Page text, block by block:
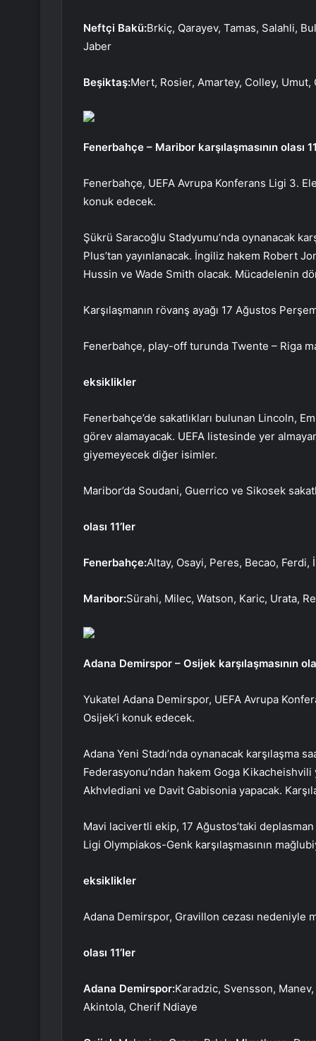
Neftçi Bakü:Brkiç, Qarayev, Tamas, Salahli,
Jaber
Beşiktaş:Mert, Rosier, Amartey, Colley,
Fenerbahçe – Maribor karşılaşmasının olası
Fenerbahçe, UEFA Avrupa Konferans Ligi 3.
konuk edecek.
Şükrü Saracoğlu Stadyumu’nda oynanacak
Plus’tan yayınlanacak. İngiliz hakem Robert
Hussin ve Wade Smith olacak. Mücadelenin
Karşılaşmanın rövanş ayağı 17 Ağustos
Fenerbahçe, play-off turunda Twente – Riga
eksiklikler
Fenerbahçe’de sakatlıkları bulunan Lincoln,
görev alamayacak. UEFA listesinde yer
giyemeyecek diğer isimler.
Maribor’da Soudani, Guerrico ve Sikosek
olası 11’ler
Fenerbahçe:Altay, Osayi, Peres, Becao,
Maribor:Sürahi, Milec, Watson, Karic, Urata,
Adana Demirspor – Osijek karşılaşmasının
Yukatel Adana Demirspor, UEFA Avrupa
Osijek’i konuk edecek.
Adana Yeni Stadı’nda oynanacak karşılaşma
Federasyonu’ndan hakem Goga Kikacheishvili
Akhvlediani ve Davit Gabisonia yapacak.
Mavi lacivertli ekip, 17 Ağustos’taki
Ligi Olympiakos-Genk karşılaşmasının
eksiklikler
Adana Demirspor, Gravillon cezası nedeniyle
olası 11’ler
Adana Demirspor:Karadzic, Svensson,
Akintola, Cherif Ndiaye